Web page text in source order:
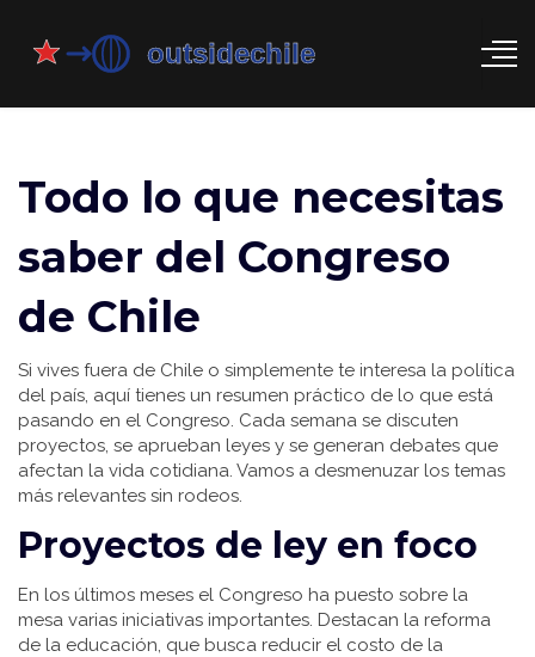
Todo lo que necesitas
saber del Congreso
de Chile
Si vives fuera de Chile o simplemente te interesa la política
del país, aquí tienes un resumen práctico de lo que está
pasando en el Congreso. Cada semana se discuten
proyectos, se aprueban leyes y se generan debates que
afectan la vida cotidiana. Vamos a desmenuzar los temas
más relevantes sin rodeos.
Proyectos de ley en foco
En los últimos meses el Congreso ha puesto sobre la
mesa varias iniciativas importantes. Destacan la reforma
de la educación, que busca reducir el costo de la